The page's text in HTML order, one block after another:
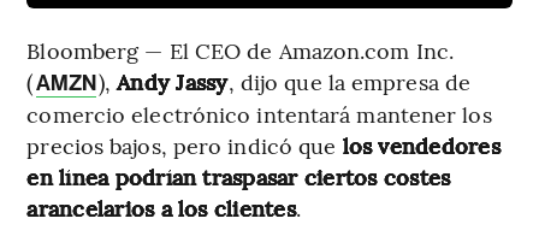
Bloomberg — El CEO de Amazon.com Inc.
(AMZN),Andy Jassy, dijo que la empresa de
comercio electrónico intentará mantener los
precios bajos, pero indicó que los vendedores
en línea podrían traspasar ciertos costes
arancelarios a los clientes.